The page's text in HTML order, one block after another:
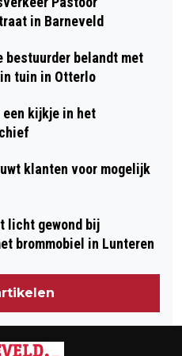
in Barneveld
bestuurder belandt met
tuin in Otterlo
een kijkje in het
klanten voor mogelijk
licht gewond bij
brommobiel in Lunteren